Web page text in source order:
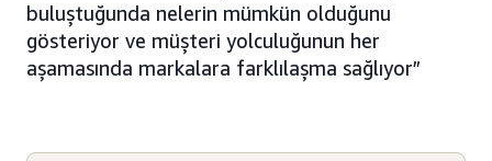
buluştuğunda nelerin mümkün olduğunu
gösteriyor ve müşteri yolculuğunun her
aşamasında markalara farklılaşma sağlıyor”